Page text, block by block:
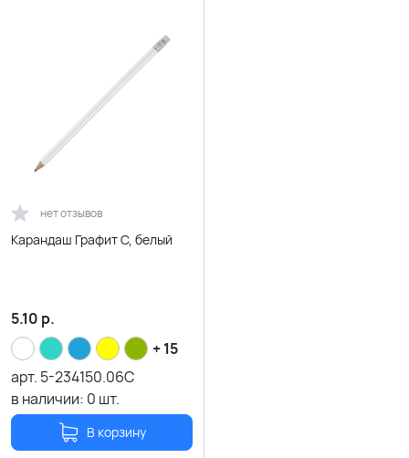
нет отзывов
Карандаш Графит C, белый
5.10 р.
+ 15
арт. 5-234150.06C
в наличии: 0 шт.
В корзину